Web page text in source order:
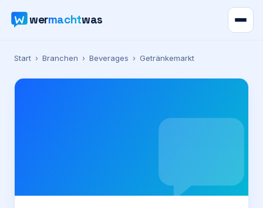
wermachtwas
Verzeichnis
Karte
Start › Branchen › Beverages › Getränkemarkt